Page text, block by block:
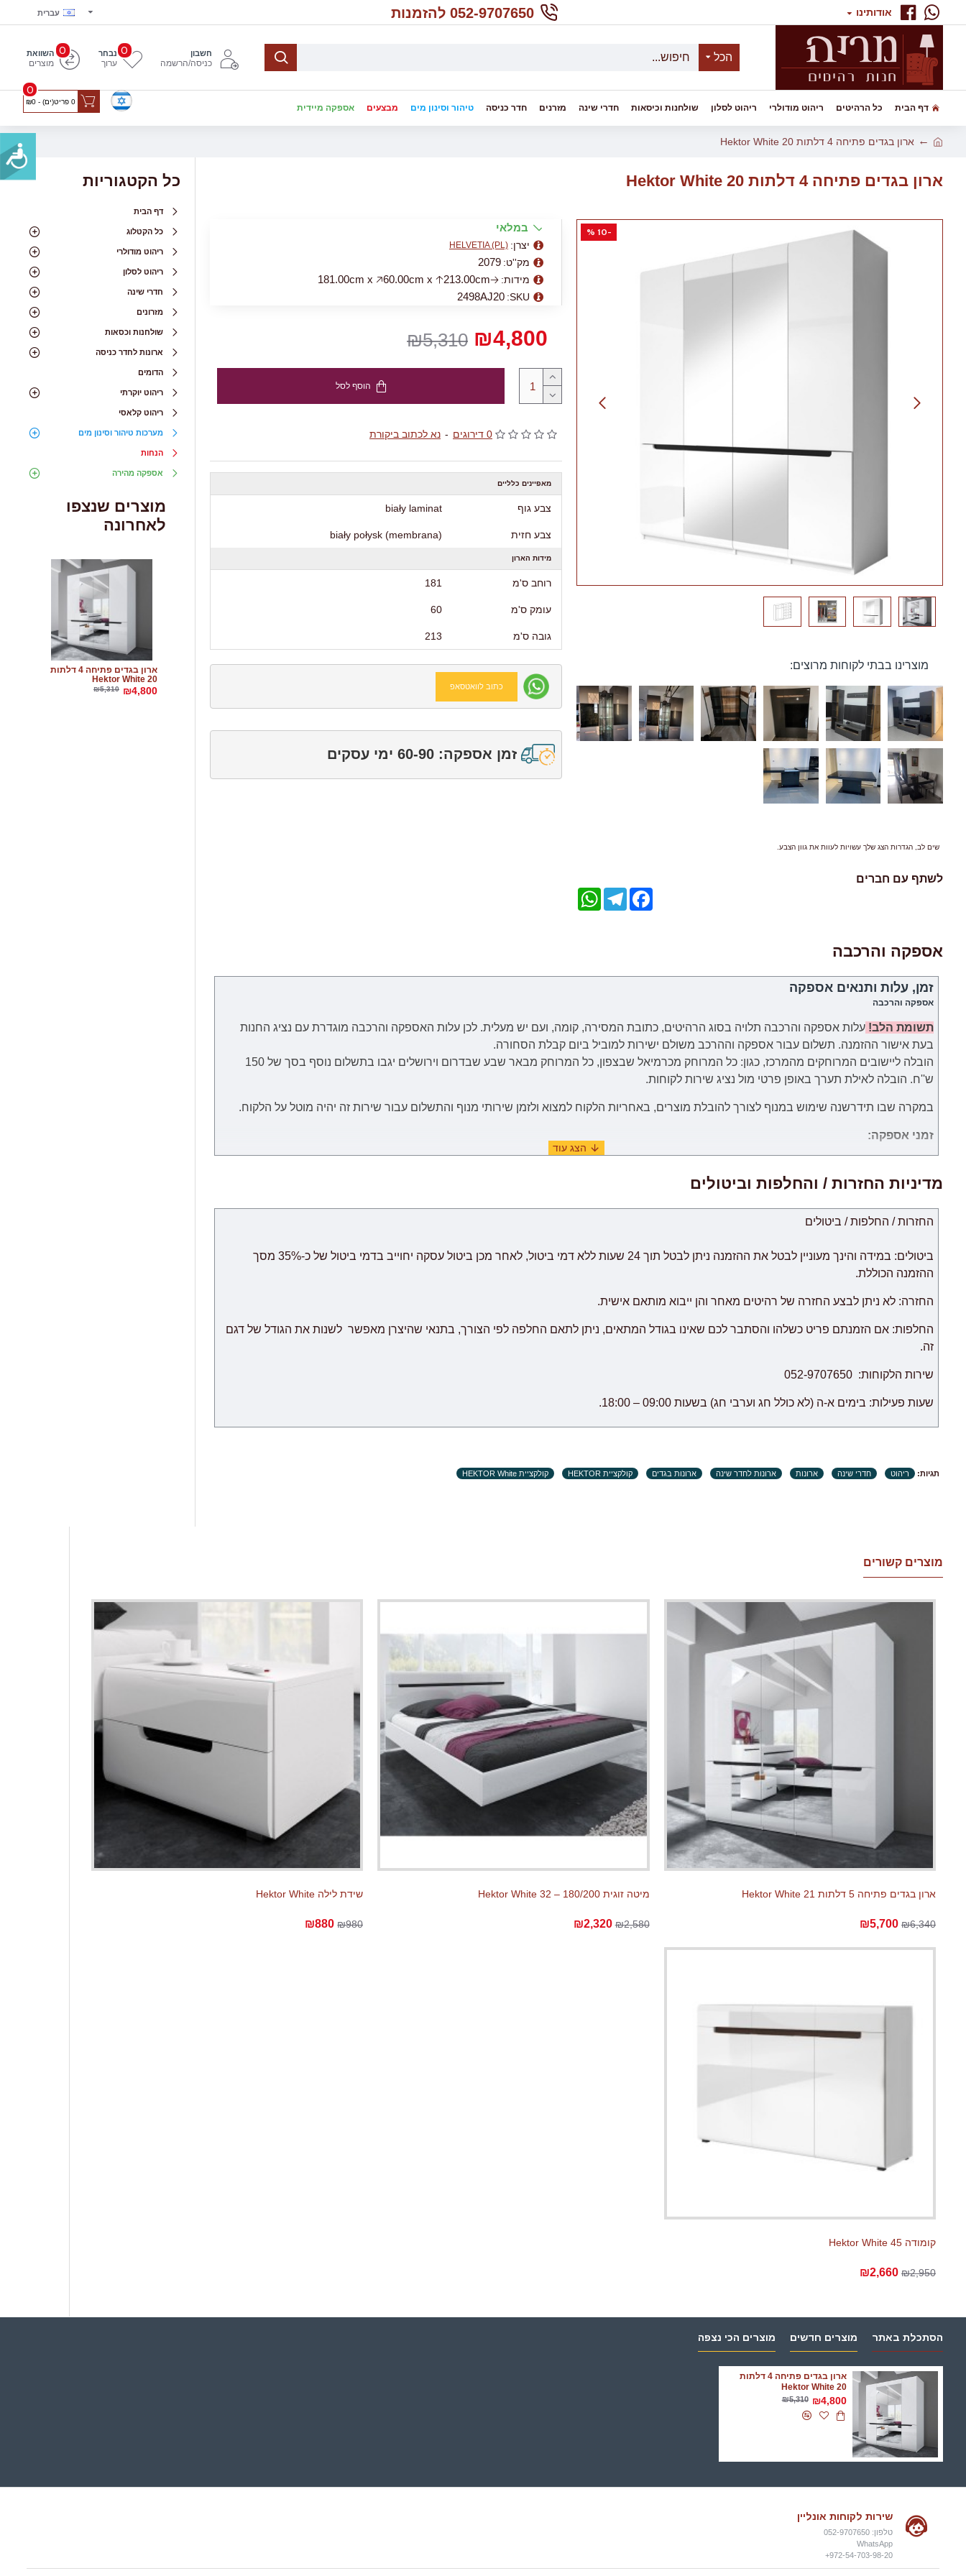
אודותינו 052-9707650 להזמנות עברית
הכל חשבון
כניסה/הרשמה
נבחר
ערוך
0 השוואת
מוצרים
0
דף הבית כל הרהיטים ריהוט מודולרי ריהוט לסלון שולחנות וכיסאות חדרי שינה מזרנים חדר כניסה טיהור וסינון מים מבצעים אספקה מיידית
0 פריט(ים) - ₪0
0
ארון בגדים פתיחה 4 דלתות Hektor White 20
ארון בגדים פתיחה 4 דלתות Hektor White 20
-10 %
מוצרינו בבתי לקוחות מרוצים:
שים לב, הגדרות הצג שלך עשויות לעוות את גוון הצבע.
לשתף עם חברים
WhatsAppTelegramFacebook
0 דירוגים - נא לכתוב ביקורת
₪5,310 ₪4,800
במלאי
יצרן: HELVETIA (PL)
מק''ט: 2079
מידות: 🡢181.00cm x 🡥60.00cm x 🡡213.00cm
SKU:
2498AJ20
הוסף לסל
מאפיינים כלליים
צבע גוף biały laminat
צבע חזית biały połysk (membrana)
מידות הארון
רוחב ס'מ 181
עומק ס'מ 60
גובה ס'מ 213
כתוב לוואטסאפ
זמן אספקה: 60-90 ימי עסקים
אספקה והרכבה
זמן, עלות ותנאים אספקה
אספקה והרכבה
תשומת הלב! עלות אספקה והרכבה תלויה בסוג הרהיטים, כתובת המסירה, קומה, ועם יש מעלית. לכן עלות האספקה והרכבה מוגדרת עם נציג החנות
בעת אישור ההזמנה. תשלום עבור אספקה וההרכב משולם ישירות למוביל ביום קבלת הסחורה.
הובלה ליישובים המרוחקים מהמרכז, כגון: כל המרוחק מכרמיאל שבצפון, כל המרוחק מבאר שבע שבדרום וירושלים יגבו בתשלום נוסף בסך של 150
ש''ח. הובלה לאילת תערך באופן פרטי מול נציג שירות לקוחות.
במקרה שבו תידרשנה שימוש במנוף לצורך להובלת מוצרים, באחריות הלקוח למצוא ולזמן שירותי מנוף והתשלום עבור שירות זה יהיה מוטל על הלקוח.
זמני אספקה:
אישור לעסקה מחברת כרטיסי האשראי של הלקוח.
יתכנו עיכובים הקשורים לשילוח הימי בעת הזמנת מחו"ל, במידה וייחול עיכוב שאינו תלוי בספק, מועד האספקה יתארך בעוד 30 ימי עבודה ולא יחשב
לאיחור.
צוות האתר עושה כל המאמצים על מנת לצמצם זמני האספקה לשביעות רצון לקוח.
החנות אינה אחראית לכל עיכוב.
ריהוט מקטגוריית "רהיטים מודולריים
מדיניות החזרות / והחלפות וביטולים
החזרות / החלפות / ביטולים
ביטולים: במידה והינך מעוניין לבטל את ההזמנה ניתן לבטל תוך 24 שעות ללא דמי ביטול, לאחר מכן ביטול עסקה יחוייב בדמי ביטול של כ-35% מסך
ההזמנה הכוללת.
החזרה: לא ניתן לבצע החזרה של רהיטים מאחר והן ייבוא מותאם אישית.
החלפות: אם הזמנתם פריט כשלהו והסתבר לכם שאינו בגודל המתאים, ניתן לתאם החלפה לפי הצורך, בתנאי שהיצרן מאפשר לשנות את הגודל של דגם
זה.
שירות הלקוחות: 052-9707650
שעות פעילות: בימים א-ה (לא כולל חג וערבי חג) בשעות 09:00 – 18:00.
תגיות: ריהוט חדרי שינה ארונות ארונות לחדר שינה ארונות בגדים קולקציית HEKTOR קולקציית HEKTOR White
כל הקטגוריות
דף הבית
כל הקטלוג
ריהוט מודולרי
ריהוט לסלון
חדרי שינה
מזרונים
שולחנות וכסאות
ארונות לחדר כניסה
הדומים
ריהוט יוקרתי
ריהוט קלאסי
מערכות טיהור וסינון מים
הנחות
אספקה מהירה
מוצרים שנצפו
לאחרונה
ארון בגדים פתיחה 4 דלתות
Hektor White 20
₪4,800
₪5,310
מוצרים קשורים
ארון בגדים פתיחה 5 דלתות Hektor White 21
₪6,340
₪5,700
מיטה זוגית Hektor White 32 – 180/200
₪2,580
₪2,320
שידת לילה Hektor White
₪980
₪880
קומודה Hektor White 45
₪2,950
₪2,660
הסתכלת באתר מוצרים חדשים מוצרים הכי נצפה
ארון בגדים פתיחה 4 דלתות
Hektor White 20
₪4,800
₪5,310
שירות לקוחות אונליין
טלפון: 052-9707650
WhatsApp
972-54-703-98-20+